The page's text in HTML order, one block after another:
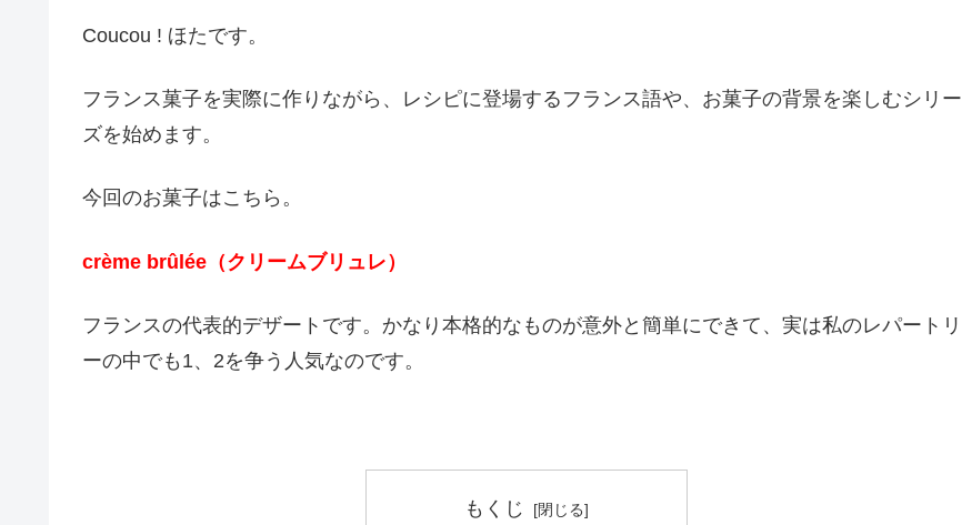
Coucou ! ほたです。
フランス菓子を実際に作りながら、レシピに登場するフランス語や、お菓子の背景を楽しむシリー
ズを始めます。
今回のお菓子はこちら。
crème brûlée（クリームブリュレ）
フランスの代表的デザートです。かなり本格的なものが意外と簡単にできて、実は私のレパートリ
ーの中でも1、2を争う人気なのです。
もくじ